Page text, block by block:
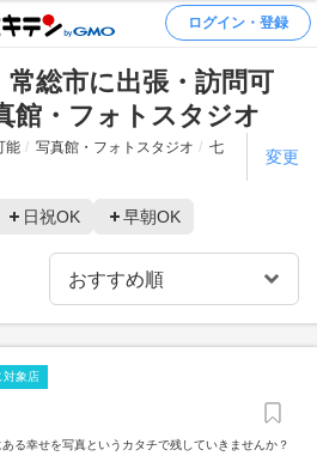
ログイン・登録
常総市に出張・訪問可
館・フォトスタジオ
能 写真館・フォトスタジオ
七
変更
日祝OK 早朝OK
対象店
る幸せを写真というカタチで残していきませんか？